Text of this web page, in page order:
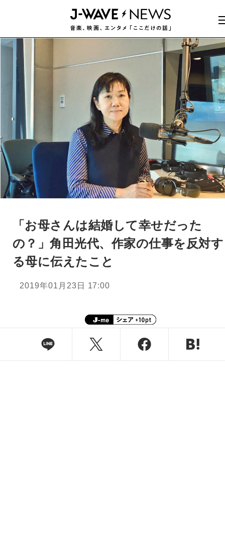
「お母さんは結婚して幸せだった
の？」角田光代、作家の仕事を反対す
る母に伝えたこと
2019年01月23日 17:00